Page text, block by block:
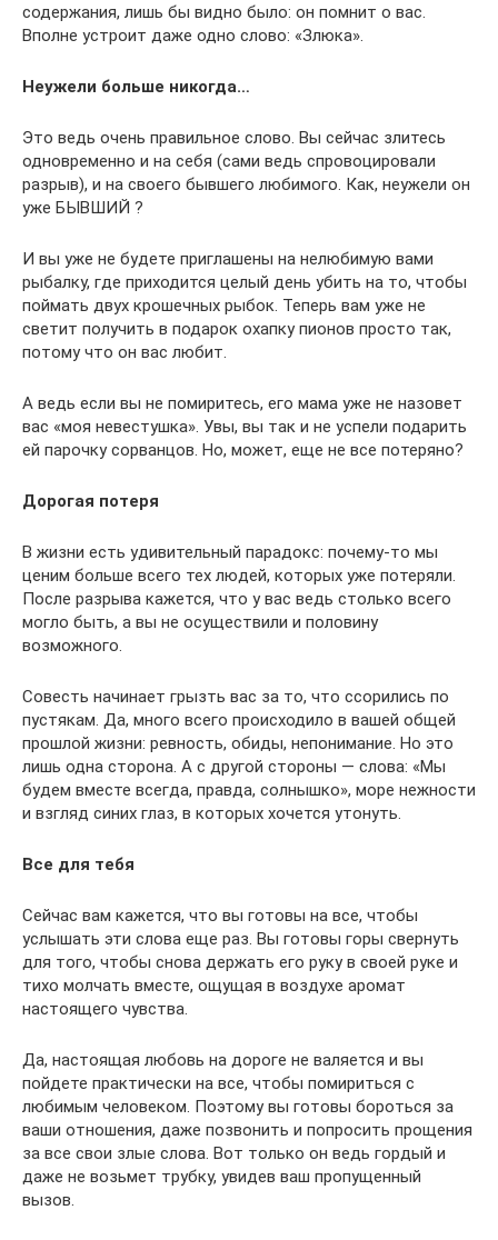
содержания, лишь бы видно было: он помнит о вас.
Вполне устроит даже одно слово: «Злюка».
Неужели больше никогда…
Это ведь очень правильное слово. Вы сейчас злитесь
одновременно и на себя (сами ведь спровоцировали
разрыв), и на своего бывшего любимого. Как, неужели он
уже БЫВШИЙ ?
И вы уже не будете приглашены на нелюбимую вами
рыбалку, где приходится целый день убить на то, чтобы
поймать двух крошечных рыбок. Теперь вам уже не
светит получить в подарок охапку пионов просто так,
потому что он вас любит.
А ведь если вы не помиритесь, его мама уже не назовет
вас «моя невестушка». Увы, вы так и не успели подарить
ей парочку сорванцов. Но, может, еще не все потеряно?
Дорогая потеря
В жизни есть удивительный парадокс: почему-то мы
ценим больше всего тех людей, которых уже потеряли.
После разрыва кажется, что у вас ведь столько всего
могло быть, а вы не осуществили и половину
возможного.
Совесть начинает грызть вас за то, что ссорились по
пустякам. Да, много всего происходило в вашей общей
прошлой жизни: ревность, обиды, непонимание. Но это
лишь одна сторона. А с другой стороны — слова: «Мы
будем вместе всегда, правда, солнышко», море нежности
и взгляд синих глаз, в которых хочется утонуть.
Все для тебя
Сейчас вам кажется, что вы готовы на все, чтобы
услышать эти слова еще раз. Вы готовы горы свернуть
для того, чтобы снова держать его руку в своей руке и
тихо молчать вместе, ощущая в воздухе аромат
настоящего чувства.
Да, настоящая любовь на дороге не валяется и вы
пойдете практически на все, чтобы помириться с
любимым человеком. Поэтому вы готовы бороться за
ваши отношения, даже позвонить и попросить прощения
за все свои злые слова. Вот только он ведь гордый и
даже не возьмет трубку, увидев ваш пропущенный
вызов.